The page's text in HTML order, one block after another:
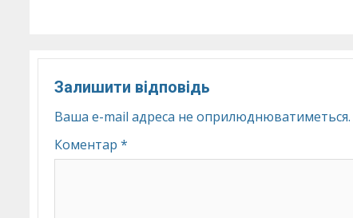
Залишити відповідь
Ваша e-mail адреса не оприлюднюватиметься.
Коментар *